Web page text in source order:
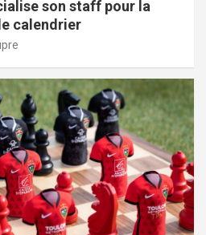
son staff pour la
calendrier